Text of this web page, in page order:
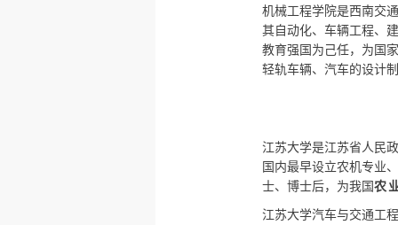
机械工程学院是西南交
其自动化、车辆工程、
教育强国为己任，为国
轻轨车辆、汽车的设计
江苏大学是江苏省人民
国内最早设立农机专业
士、博士后，为我国农
江苏大学汽车与交通工